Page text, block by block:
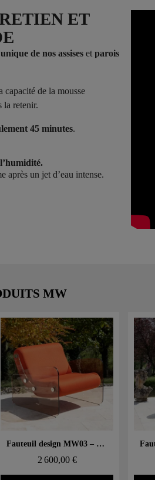
ET
de nos assises et parois
capacité de la mousse
la retenir.
45 minutes.
après un jet d’eau intense.
MW
Aperçu rapide Fauteuil design MW03 – Parois en PMMA coulé bronze, assise en mousse alvéolaire
2 600,00 €